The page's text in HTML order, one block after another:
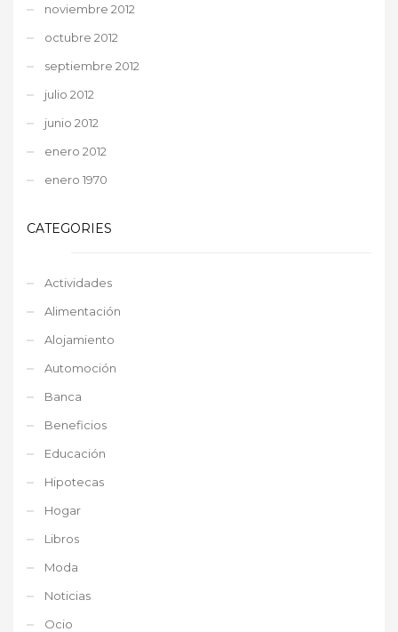
noviembre 2012
octubre 2012
septiembre 2012
julio 2012
junio 2012
enero 2012
enero 1970
CATEGORIES
Actividades
Alimentación
Alojamiento
Automoción
Banca
Beneficios
Educación
Hipotecas
Hogar
Libros
Moda
Noticias
Ocio